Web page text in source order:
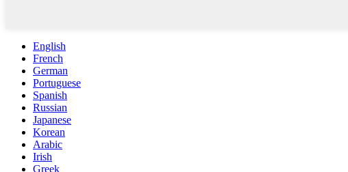
English
French
German
Portuguese
Spanish
Russian
Japanese
Korean
Arabic
Irish
Greek